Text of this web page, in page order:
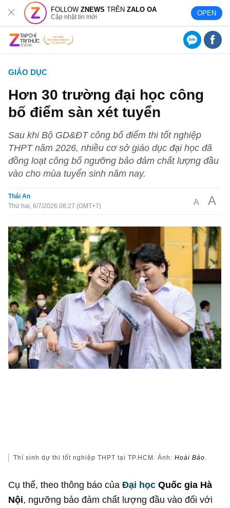
FOLLOWZNEWS TRÊNZALO OA
Cập nhật tin mới OPEN
GIÁO DỤC
Hơn 30 trường đại học công
bố điểm sàn xét tuyển
Sau khi Bộ GD&ĐT công bố điểm thi tốt nghiệp
THPT năm 2026, nhiều cơ sở giáo dục đại học đã
đồng loạt công bố ngưỡng bảo đảm chất lượng đầu
vào cho mùa tuyển sinh năm nay.
Thái An
Thứ hai, 6/7/2026 08:27 (GMT+7)
A A
Thí sinh dự thi tốt nghiệp THPT tại TP.HCM. Ảnh:Hoài Bảo.
Cụ thể, theo thông báo củaĐại học Quốc gia Hà
Nội, ngưỡng bảo đảm chất lượng đầu vào đối với